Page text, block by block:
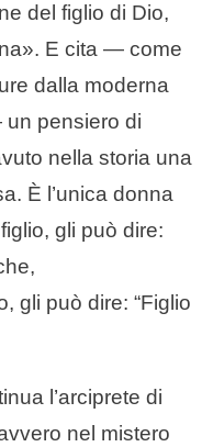
del figlio di Dio,
E cita — come
dalla moderna
pensiero di
nella storia una
È l’unica donna
gli può dire:
gli può dire: “Figlio
l’arciprete di
nel mistero